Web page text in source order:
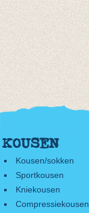
KOUSEN
Kousen/sokken
Sportkousen
Kniekousen
Compressiekousen